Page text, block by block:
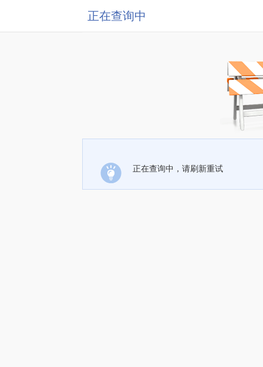
正在查询中
正在查询中，请刷新重试